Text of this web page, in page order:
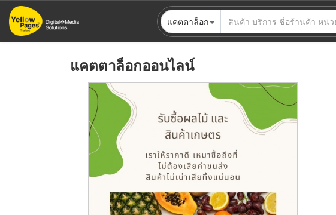
ข้าม
ไป
แคตตาล็อก
แคตตาล็อกออนไลน์